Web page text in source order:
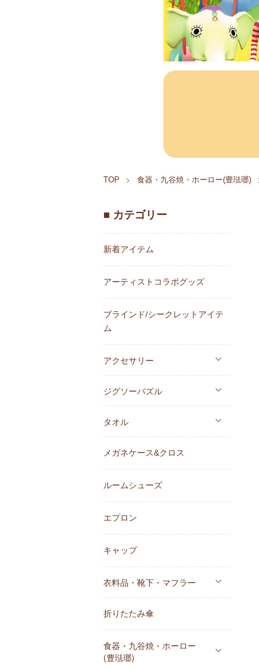
TOP 食器・九谷焼・ホーロー(豊琺瑯)
■ カテゴリー
新着アイテム
アーティストコラボグッズ
ブラインド/シークレットアイテ
ム
アクセサリー
ジグソーパズル
タオル
メガネケース&クロス
ルームシューズ
エプロン
キャップ
衣料品・靴下・マフラー
折りたたみ傘
食器・九谷焼・ホーロー
(豊琺瑯)